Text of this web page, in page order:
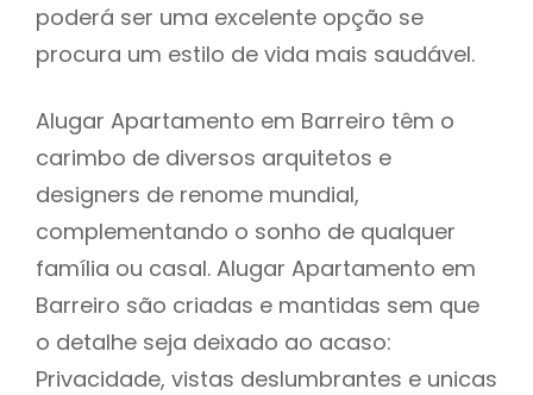
poderá ser uma excelente opção se
procura um estilo de vida mais saudável.
Alugar Apartamento em Barreiro têm o
carimbo de diversos arquitetos e
designers de renome mundial,
complementando o sonho de qualquer
família ou casal. Alugar Apartamento em
Barreiro são criadas e mantidas sem que
o detalhe seja deixado ao acaso:
Privacidade, vistas deslumbrantes e unicas